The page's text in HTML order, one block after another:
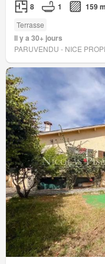
8 1 159
Terrasse
Il y a 30+ jours
PARUVENDU - NICE